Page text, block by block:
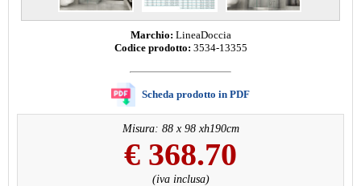
Marchio: LineaDoccia
Codice prodotto: 3534-13355
Scheda prodotto in PDF
Misura: 88 x 98 xh190cm
€ 368.70
(iva inclusa)